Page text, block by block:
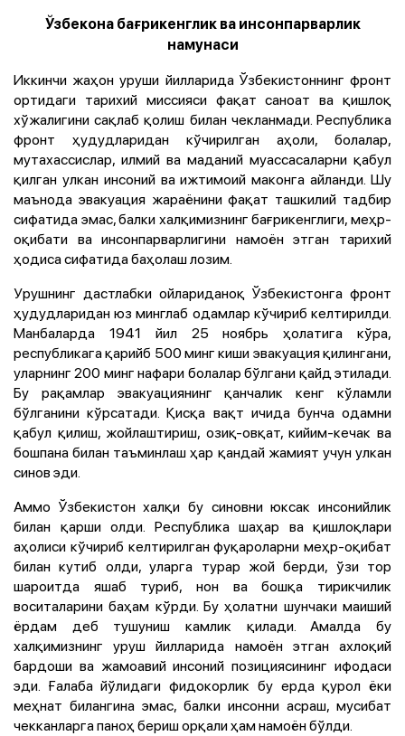
Ўзбекона бағрикенглик ва инсонпарварлик
намунаси
Иккинчи жаҳон уруши йилларида Ўзбекистоннинг фронт
ортидаги тарихий миссияси фақат саноат ва қишлоқ
хўжалигини сақлаб қолиш билан чекланмади. Республика
фронт ҳудудларидан кўчирилган аҳоли, болалар,
мутахассислар, илмий ва маданий муассасаларни қабул
қилган улкан инсоний ва ижтимоий маконга айланди. Шу
маънода эвакуация жараёнини фақат ташкилий тадбир
сифатида эмас, балки халқимизнинг бағрикенглиги, меҳр-
оқибати ва инсонпарварлигини намоён этган тарихий
ҳодиса сифатида баҳолаш лозим.
Урушнинг дастлабки ойлариданоқ Ўзбекистонга фронт
ҳудудларидан юз минглаб одамлар кўчириб келтирилди.
Манбаларда 1941 йил 25 ноябрь ҳолатига кўра,
республикага қарийб 500 минг киши эвакуация қилингани,
уларнинг 200 минг нафари болалар бўлгани қайд этилади.
Бу рақамлар эвакуациянинг қанчалик кенг кўламли
бўлганини кўрсатади. Қисқа вақт ичида бунча одамни
қабул қилиш, жойлаштириш, озиқ-овқат, кийим-кечак ва
бошпана билан таъминлаш ҳар қандай жамият учун улкан
синов эди.
Аммо Ўзбекистон халқи бу синовни юксак инсонийлик
билан қарши олди. Республика шаҳар ва қишлоқлари
аҳолиси кўчириб келтирилган фуқароларни меҳр-оқибат
билан кутиб олди, уларга турар жой берди, ўзи тор
шароитда яшаб туриб, нон ва бошқа тирикчилик
воситаларини баҳам кўрди. Бу ҳолатни шунчаки маиший
ёрдам деб тушуниш камлик қилади. Амалда бу
халқимизнинг уруш йилларида намоён этган ахлоқий
бардоши ва жамоавий инсоний позициясининг ифодаси
эди. Ғалаба йўлидаги фидокорлик бу ерда қурол ёки
меҳнат билангина эмас, балки инсонни асраш, мусибат
чекканларга паноҳ бериш орқали ҳам намоён бўлди.